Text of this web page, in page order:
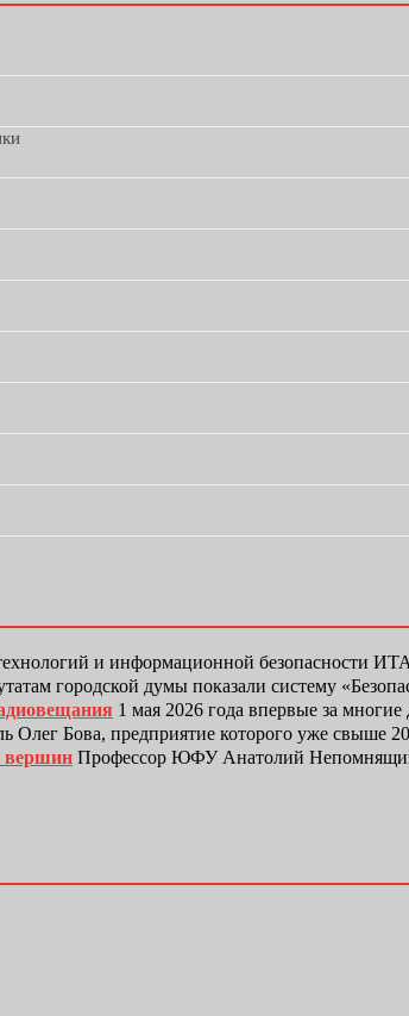
и информационной безопасности
городской думы показали систему
1 мая 2026 года впервые за
Олег Бова, предприятие которого уже свыше
Профессор ЮФУ Анатолий Непомнящий